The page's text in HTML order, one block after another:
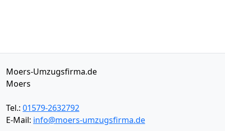
Moers-Umzugsfirma.de
Moers
Tel.: 01579-2632792
E-Mail: info@moers-umzugsfirma.de